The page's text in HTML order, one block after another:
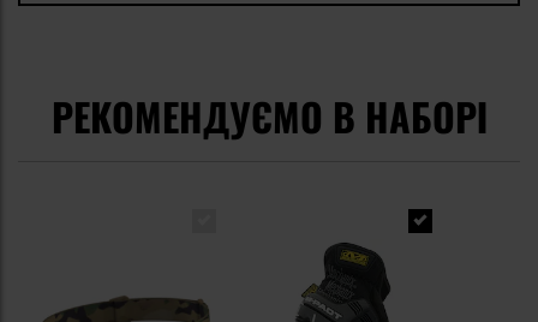
РЕКОМЕНДУЄМО В НАБОРІ